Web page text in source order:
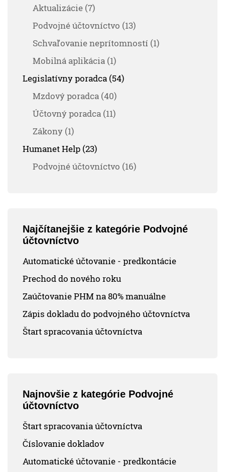
Aktualizácie (7)
Podvojné účtovníctvo (13)
Schvaľovanie neprítomností (1)
Mobilná aplikácia (1)
Legislatívny poradca (54)
Mzdový poradca (40)
Účtovný poradca (11)
Zákony (1)
Humanet Help (23)
Podvojné účtovníctvo (16)
Najčítanejšie z kategórie Podvojné
účtovníctvo
Automatické účtovanie - predkontácie
Prechod do nového roku
Zaúčtovanie PHM na 80% manuálne
Zápis dokladu do podvojného účtovníctva
Štart spracovania účtovníctva
Najnovšie z kategórie Podvojné
účtovníctvo
Štart spracovania účtovníctva
Číslovanie dokladov
Automatické účtovanie - predkontácie